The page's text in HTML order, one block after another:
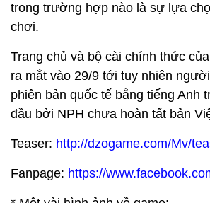
trong trường hợp nào là sự lựa
chơi.
Trang chủ và bộ cài chính thức
ra mắt vào 29/9 tới tuy nhiên
phiên bản quốc tế bằng tiếng Anh
đầu bởi NPH chưa hoàn tất bản
Teaser: http://dzogame.com/Mv/
Fanpage: https://